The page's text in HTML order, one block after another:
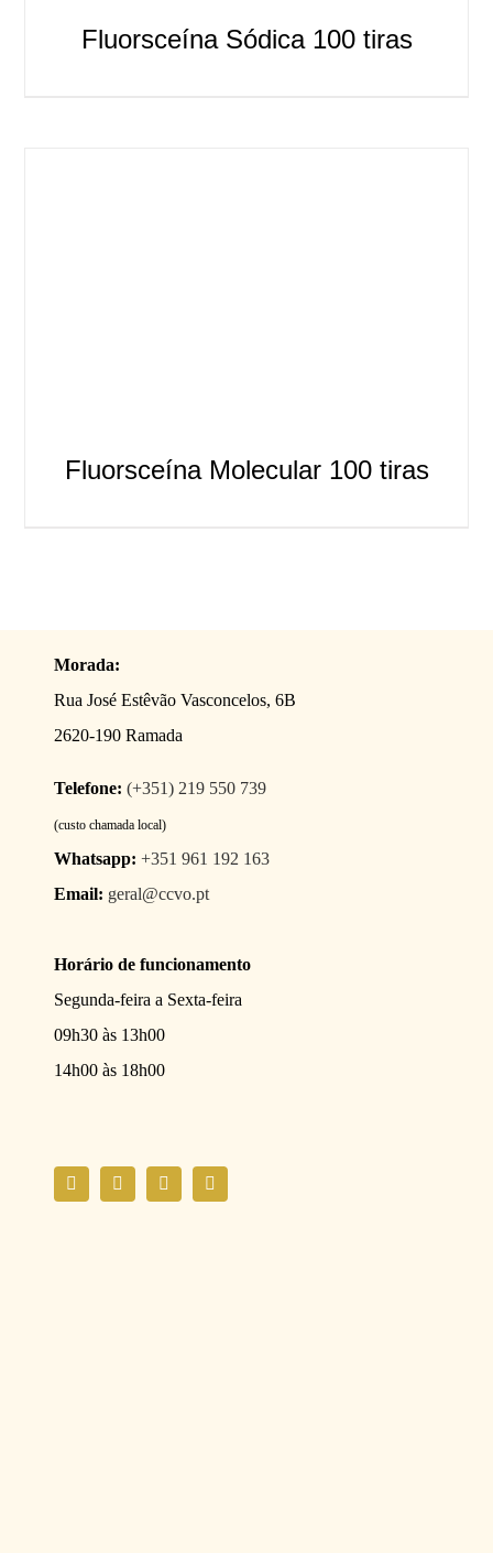
Fluorsceína Sódica 100 tiras
Fluorsceína Molecular 100 tiras
Morada:
Rua José Estêvão Vasconcelos, 6B
2620-190 Ramada
Telefone: (+351) 219 550 739
(custo chamada local)
Whatsapp: +351 961 192 163
Email: geral@ccvo.pt
Horário de funcionamento
Segunda-feira a Sexta-feira
09h30 às 13h00
14h00 às 18h00